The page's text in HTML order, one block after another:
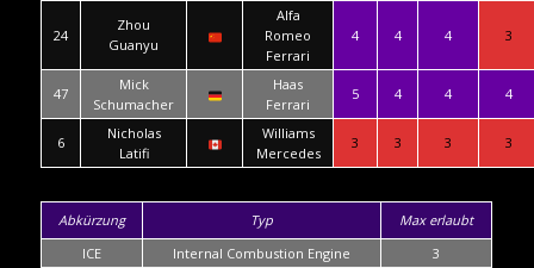
24
Zhou
Guanyu
Alfa
Romeo
Ferrari
4 4 4 3
47
Mick
Schumacher
Haas
Ferrari
5 4 4 4
6
Nicholas
Latifi
Williams
Mercedes
3 3 3 3
Abkürzung Typ
Max erlaubt
ICE
Internal Combustion Engine
3